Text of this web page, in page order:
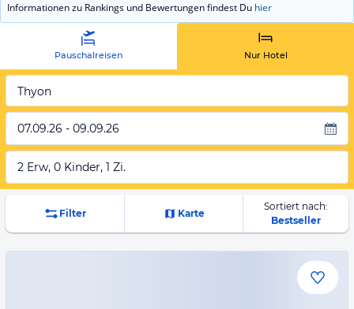
Informationen zu Rankings und Bewertungen findest Du hier
Pauschalreisen Nur Hotel
Thyon
07.09.26 - 09.09.26
2 Erw, 0 Kinder, 1 Zi.
Filter Karte
Sortiert nach:
Bestseller